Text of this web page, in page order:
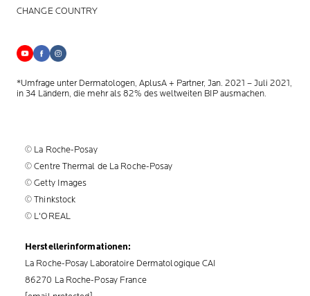
CHANGE COUNTRY
*Umfrage unter Dermatologen, AplusA + Partner, Jan. 2021 – Juli 2021,
in 34 Ländern, die mehr als 82% des weltweiten BIP ausmachen.
© La Roche-Posay
© Centre Thermal de La Roche-Posay
© Getty Images
© Thinkstock
© L'OREAL
Herstellerinformationen:
La Roche-Posay Laboratoire Dermatologique CAI
86270 La Roche-Posay France